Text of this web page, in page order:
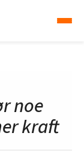
noe
kraft